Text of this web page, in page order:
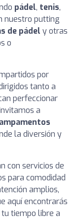
pádel, tenis,
nuestro putting
de pádel y otras
o
por
tanto a
perfeccionar
a
la diversión y
con servicios de
para comodidad
amplios,
aquí encontrarás
tiempo libre a